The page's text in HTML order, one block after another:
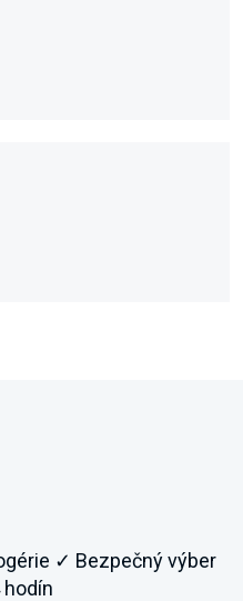
✓ Bezpečný výber